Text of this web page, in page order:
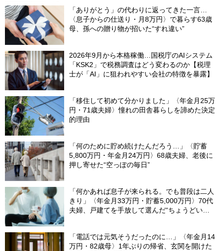
「ありがとう」の代わりに返ってきた一言…
〈息子からの仕送り・月8万円〉で暮らす63歳
母、孫への贈り物が招いた“すれ違い”
2026年9月から本格稼働…国税庁のAIシステム
「KSK2」で税務調査はどう変わるのか【税理
士が「AI」に狙われやすい会社の特徴を暴露】
「移住して初めて分かりました」〈年金月25万
円・71歳夫婦〉憧れの田舎暮らしを諦めた決定
的理由
「何のために貯め続けたんだろう…」〈貯蓄
5,800万円・年金月24万円〉68歳夫婦、老後に
押し寄せた“空っぽの毎日”
「何かあれば息子が来られる。でも普段は二人
きり」〈年金月33万円・貯蓄5,000万円〉70代
夫婦、戸建てを手放して選んだ“ちょうどいい
「電話では元気そうだったのに…」〈年金月14
万円・82歳母〉1年ぶりの帰省、玄関を開けた